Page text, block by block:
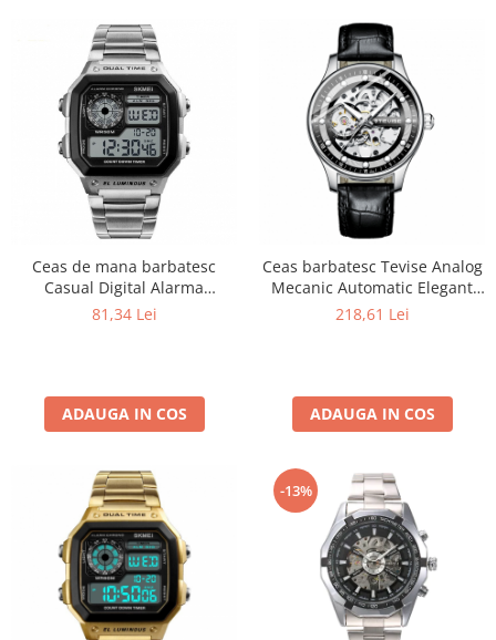
Ceas de mana barbatesc
Casual Digital Alarma
Cronograf Otel inoxidabil
81,34 Lei
ADAUGA IN COS
Ceas barbatesc Tevise Analog
Mecanic Automatic Elegant
Negru
218,61 Lei
ADAUGA IN COS
-13%